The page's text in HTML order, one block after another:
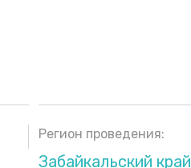
Регион проведения:
Забайкальский край